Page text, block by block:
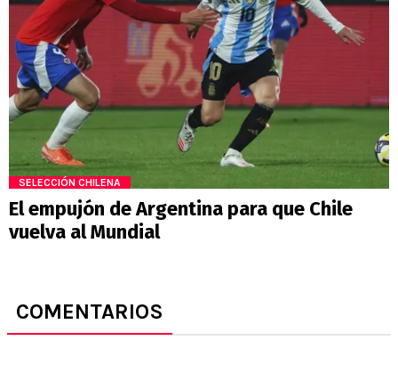
SELECCIÓN CHILENA
El empujón de Argentina para que Chile
vuelva al Mundial
COMENTARIOS